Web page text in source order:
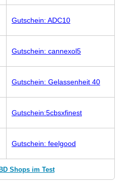
Gutschein: ADC10
Gutschein: cannexol5
Gutschein: Gelassenheit 40
Gutschein:5cbsxfinest
Gutschein: feelgood
Shops im Test